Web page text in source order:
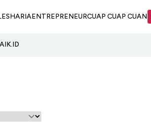
SHARIAENTREPRENEURCUAP CUAP CUAN